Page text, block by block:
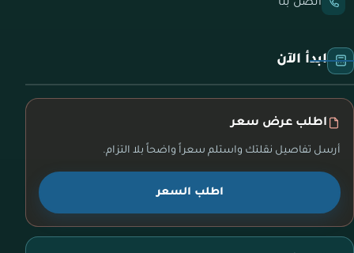
اتصل بنا
ابدأ الآن
اطلب عرض سعر
أرسل تفاصيل نقلتك واستلم سعراً واضحاً بلا التزام.
اطلب السعر